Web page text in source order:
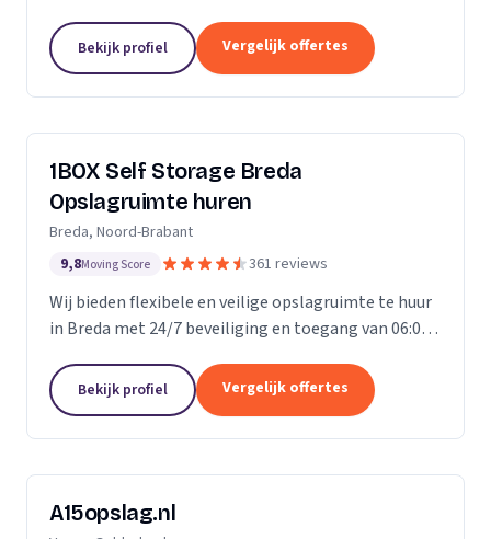
kleine verhuizingen.” Onze Kwaliteit is namelijk zo
ongelofelijk...
Bekijk profiel Vergelijk offertes
1BOX Self Storage Breda
Opslagruimte huren
Breda, Noord-Brabant
9,8Moving Score 361 reviews
Wij bieden flexibele en veilige opslagruimte te huur
in Breda met 24/7 beveiliging en toegang van 06:00
Bekijk profiel Vergelijk offertes
A15opslag.nl